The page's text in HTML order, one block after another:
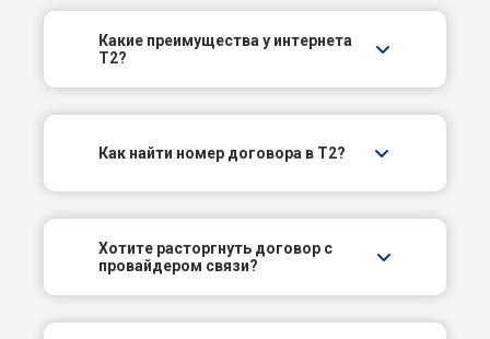
1-й Школьный проезд
Какие преимущества у интернета
T2?
Как найти номер договора в T2?
Хотите расторгнуть договор с
провайдером связи?